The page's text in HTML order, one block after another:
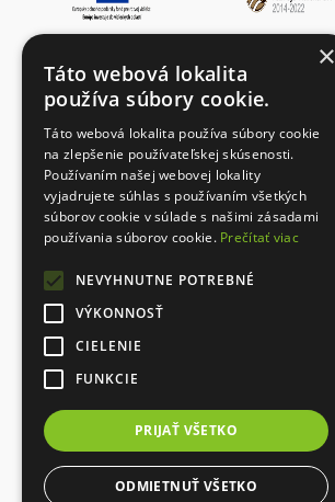
Dokumenty
Kontakt
Ochrana osobných údajov
Designed with
×
Táto webová lokalita
používa súbory cookie.
Táto webová lokalita používa súbory cookie
na zlepšenie používateľskej skúsenosti.
Používaním našej webovej lokality
vyjadrujete súhlas s používaním všetkých
súborov cookie v súlade s našimi zásadami
používania súborov cookie. Prečítať viac
NEVYHNUTNE POTREBNÉ
VÝKONNOSŤ
CIELENIE
FUNKCIE
PRIJAŤ VŠETKO
ODMIETNUŤ VŠETKO